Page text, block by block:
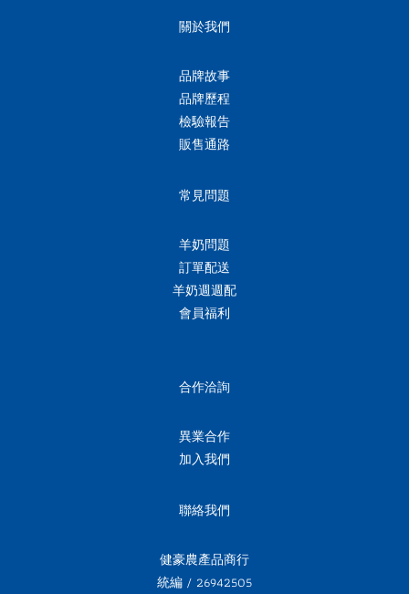
關於我們
品牌故事
品牌歷程
檢驗報告
販售通路
常見問題
羊奶問題
訂單配送
羊奶週週配
會員福利
合作洽詢
異業合作
加入我們
聯絡我們
健豪農產品商行
統編 / 26942505